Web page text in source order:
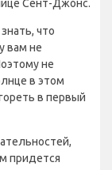
Сент-Джонс.
что
вам не
не
в этом
в первый
придется